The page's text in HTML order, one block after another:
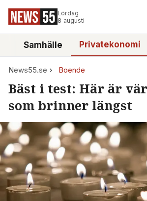
Lördag
8 augusti
Samhälle Privatekonomi
News55.se Boende
Bäst i test: Här är
som brinner längst